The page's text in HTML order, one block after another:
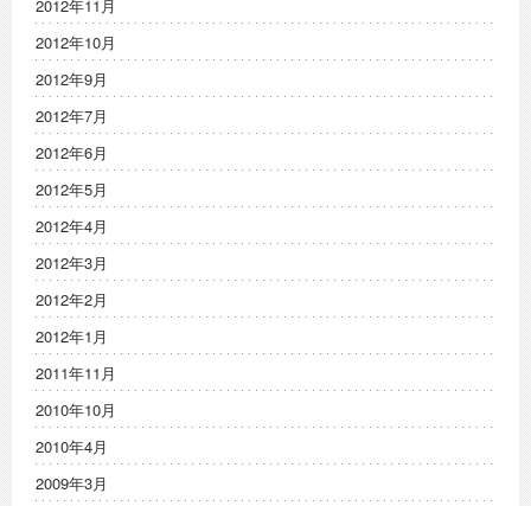
2012年11月
2012年10月
2012年9月
2012年7月
2012年6月
2012年5月
2012年4月
2012年3月
2012年2月
2012年1月
2011年11月
2010年10月
2010年4月
2009年3月